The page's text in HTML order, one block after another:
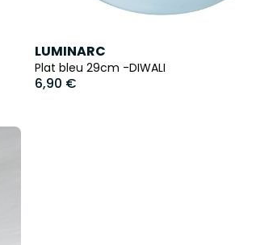
LUMINARC
Plat bleu 29cm -DIWALI
6,90 €